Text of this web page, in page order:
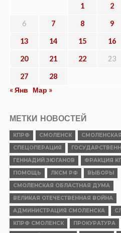
1 2
6 7 8 9
13 14 15 16
20 21 22 23
27
28
« Янв
Мар »
МЕТКИ НОВОСТЕЙ
КПРФ СМОЛЕНСК
СПЕЦОПЕРАЦИЯ
ГЕННАДИЙ ЗЮГАНОВ
ФРАКЦИЯ
ПОМОЩЬ
ЛКСМ РФ
ВЫБОРЫ
СМОЛЕНСКАЯ ОБЛАСТНАЯ ДУМА
ВЕЛИКАЯ ОТЕЧЕСТВЕННАЯ ВОЙНА
АДМИНИСТРАЦИЯ СМОЛЕНСКА
КПРФ СМОЛЕНСК
ПРОКУРАТУРА